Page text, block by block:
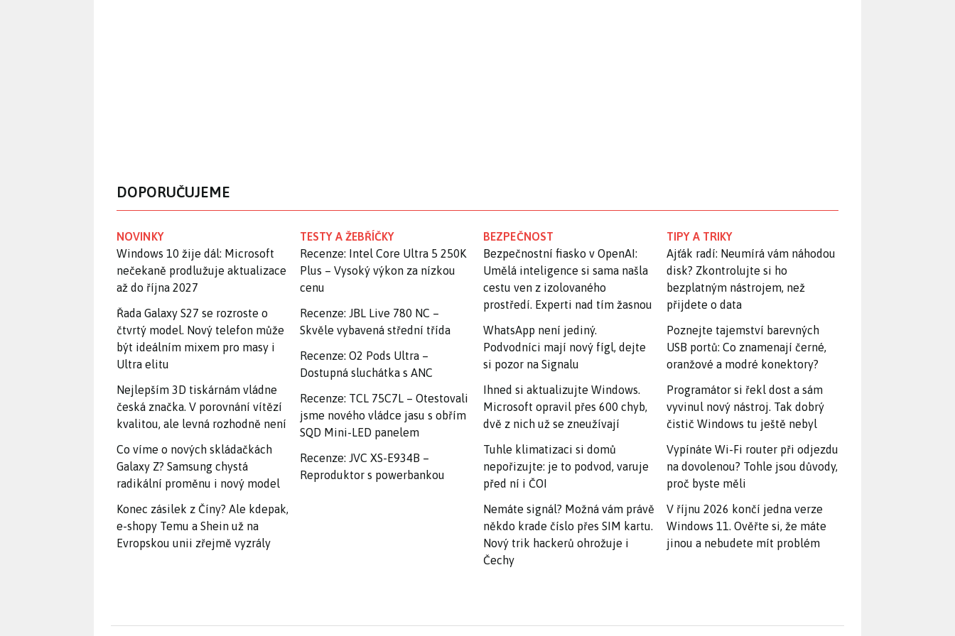
DOPORUČUJEME
NOVINKY
Windows 10 žije dál: Microsoft
nečekaně prodlužuje aktualizace
až do října 2027
Řada Galaxy S27 se rozroste o
čtvrtý model. Nový telefon může
být ideálním mixem pro masy i
Ultra elitu
Nejlepším 3D tiskárnám vládne
česká značka. V porovnání vítězí
kvalitou, ale levná rozhodně není
Co víme o nových skládačkách
Galaxy Z? Samsung chystá
radikální proměnu i nový model
Konec zásilek z Číny? Ale kdepak,
e-shopy Temu a Shein už na
Evropskou unii zřejmě vyzrály
TESTY A ŽEBŘÍČKY
Recenze: Intel Core Ultra 5 250K
Plus – Vysoký výkon za nízkou
cenu
Recenze: JBL Live 780 NC –
Skvěle vybavená střední třída
Recenze: O2 Pods Ultra –
Dostupná sluchátka s ANC
Recenze: TCL 75C7L – Otestovali
jsme nového vládce jasu s obřím
SQD Mini-LED panelem
Recenze: JVC XS-E934B –
Reproduktor s powerbankou
BEZPEČNOST
Bezpečnostní fiasko v OpenAI:
Umělá inteligence si sama našla
cestu ven z izolovaného
prostředí. Experti nad tím žasnou
WhatsApp není jediný.
Podvodníci mají nový fígl, dejte
si pozor na Signalu
Ihned si aktualizujte Windows.
Microsoft opravil přes 600 chyb,
dvě z nich už se zneužívají
Tuhle klimatizaci si domů
nepořizujte: je to podvod, varuje
před ní i ČOI
Nemáte signál? Možná vám právě
někdo krade číslo přes SIM kartu.
Nový trik hackerů ohrožuje i
Čechy
TIPY A TRIKY
Ajťák radí: Neumírá vám náhodou
disk? Zkontrolujte si ho
bezplatným nástrojem, než
přijdete o data
Poznejte tajemství barevných
USB portů: Co znamenají černé,
oranžové a modré konektory?
Programátor si řekl dost a sám
vyvinul nový nástroj. Tak dobrý
čistič Windows tu ještě nebyl
Vypínáte Wi-Fi router při odjezdu
na dovolenou? Tohle jsou důvody,
proč byste měli
V říjnu 2026 končí jedna verze
Windows 11. Ověřte si, že máte
jinou a nebudete mít problém